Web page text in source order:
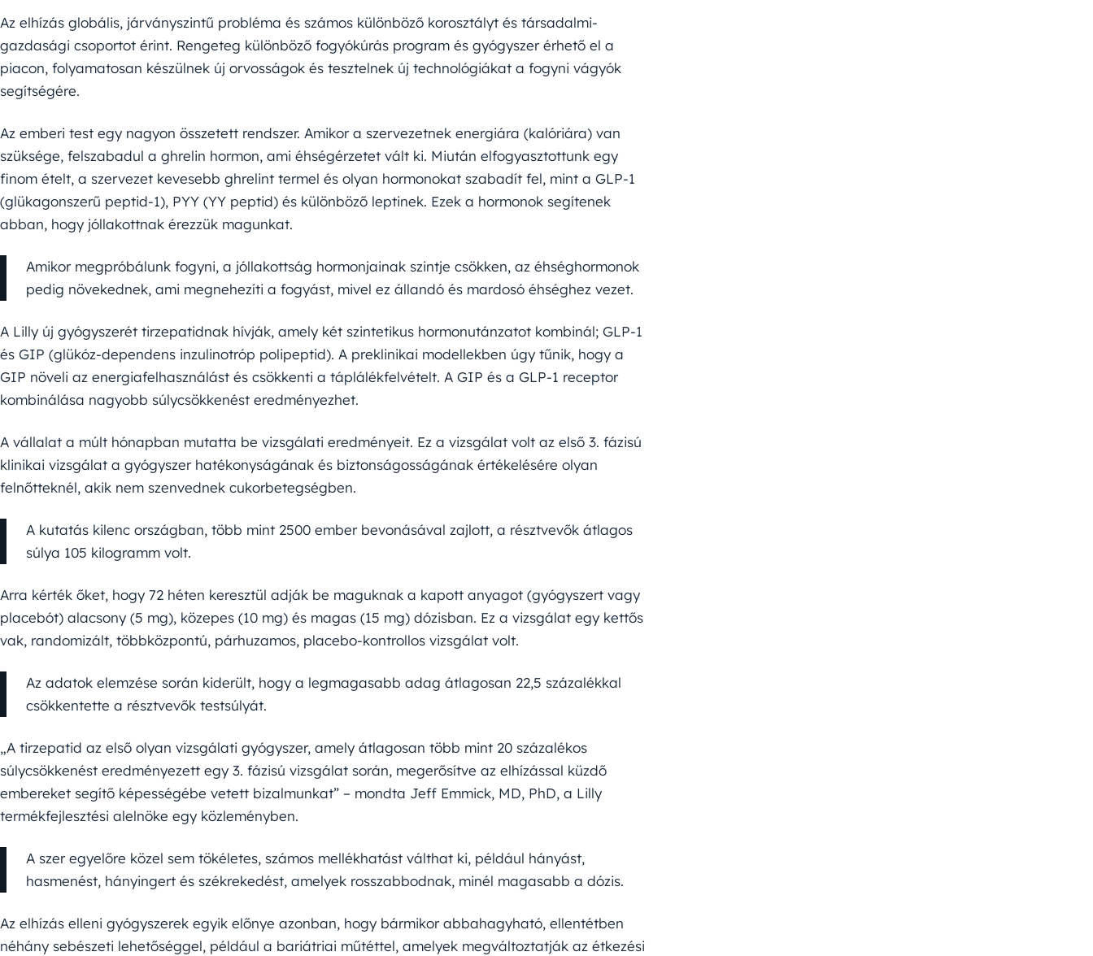
Az elhízás globális, járványszintű probléma és számos különböző korosztályt és társadalmi-
gazdasági csoportot érint. Rengeteg különböző fogyókúrás program és gyógyszer érhető el a
piacon, folyamatosan készülnek új orvosságok és tesztelnek új technológiákat a fogyni vágyók
segítségére.
Az emberi test egy nagyon összetett rendszer. Amikor a szervezetnek energiára (kalóriára) van
szüksége, felszabadul a ghrelin hormon, ami éhségérzetet vált ki. Miután elfogyasztottunk egy
finom ételt, a szervezet kevesebb ghrelint termel és olyan hormonokat szabadít fel, mint a GLP-1
(glükagonszerű peptid-1), PYY (YY peptid) és különböző leptinek. Ezek a hormonok segítenek
abban, hogy jóllakottnak érezzük magunkat.
Amikor megpróbálunk fogyni, a jóllakottság hormonjainak szintje csökken, az éhséghormonok
pedig növekednek, ami megnehezíti a fogyást, mivel ez állandó és mardosó éhséghez vezet.
A Lilly új gyógyszerét tirzepatidnak hívják, amely két szintetikus hormonutánzatot kombinál; GLP-1
és GIP (glükóz-dependens inzulinotróp polipeptid). A preklinikai modellekben úgy tűnik, hogy a
GIP növeli az energiafelhasználást és csökkenti a táplálékfelvételt. A GIP és a GLP-1 receptor
kombinálása nagyobb súlycsökkenést eredményezhet.
A vállalat a múlt hónapban mutatta be vizsgálati eredményeit. Ez a vizsgálat volt az első 3. fázisú
klinikai vizsgálat a gyógyszer hatékonyságának és biztonságosságának értékelésére olyan
felnőtteknél, akik nem szenvednek cukorbetegségben.
A kutatás kilenc országban, több mint 2500 ember bevonásával zajlott, a résztvevők átlagos
súlya 105 kilogramm volt.
Arra kérték őket, hogy 72 héten keresztül adják be maguknak a kapott anyagot (gyógyszert vagy
placebót) alacsony (5 mg), közepes (10 mg) és magas (15 mg) dózisban. Ez a vizsgálat egy kettős
vak, randomizált, többközpontú, párhuzamos, placebo-kontrollos vizsgálat volt.
Az adatok elemzése során kiderült, hogy a legmagasabb adag átlagosan 22,5 százalékkal
csökkentette a résztvevők testsúlyát.
„A tirzepatid az első olyan vizsgálati gyógyszer, amely átlagosan több mint 20 százalékos
súlycsökkenést eredményezett egy 3. fázisú vizsgálat során, megerősítve az elhízással küzdő
embereket segítő képességébe vetett bizalmunkat” – mondta Jeff Emmick, MD, PhD, a Lilly
termékfejlesztési alelnöke egy közleményben.
A szer egyelőre közel sem tökéletes, számos mellékhatást válthat ki, például hányást,
hasmenést, hányingert és székrekedést, amelyek rosszabbodnak, minél magasabb a dózis.
Az elhízás elleni gyógyszerek egyik előnye azonban, hogy bármikor abbahagyható, ellentétben
néhány sebészeti lehetőséggel, például a bariátriai műtéttel, amelyek megváltoztatják az étkezési